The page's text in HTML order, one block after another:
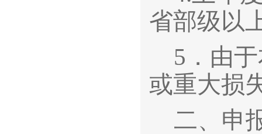
省部级以
5 ．由
或重大损
二、申